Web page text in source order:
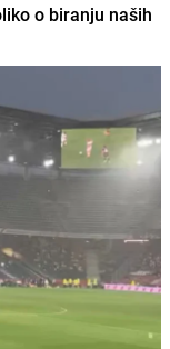
o biranju naših